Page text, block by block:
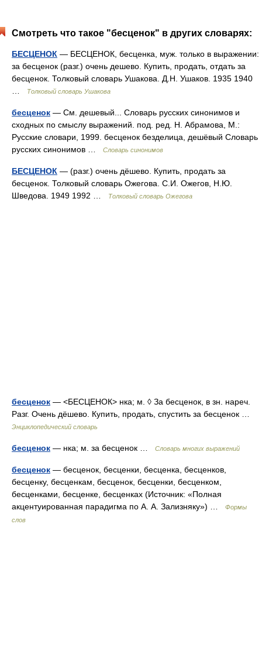
Смотреть что такое "бесценок" в других словарях:
БЕСЦЕНОК — БЕСЦЕНОК, бесценка, муж. только в выражении:
за бесценок (разг.) очень дешево. Купить, продать, отдать за
бесценок. Толковый словарь Ушакова. Д.Н. Ушаков. 1935 1940
Толковый словарь Ушакова
бесценок — См. дешевый... Словарь русских синонимов и
сходных по смыслу выражений. под. ред. Н. Абрамова, М.:
Русские словари, 1999. бесценок безделица, дешёвый Словарь
русских синонимов …
Словарь синонимов
БЕСЦЕНОК — (разг.) очень дёшево. Купить, продать за
бесценок. Толковый словарь Ожегова. С.И. Ожегов, Н.Ю.
Шведова. 1949 1992 …
Толковый словарь Ожегова
бесценок — <БЕСЦЕНОК> нка; м. ◊ За бесценок, в зн. нареч.
Разг. Очень дёшево. Купить, продать, спустить за бесценок …
Энциклопедический словарь
бесценок — нка; м. за бесценок … Словарь многих выражений
бесценок — бесценок, бесценки, бесценка, бесценков,
бесценку, бесценкам, бесценок, бесценки, бесценком,
бесценками, бесценке, бесценках (Источник: «Полная
акцентуированная парадигма по А. А. Зализняку») …
Формы
слов